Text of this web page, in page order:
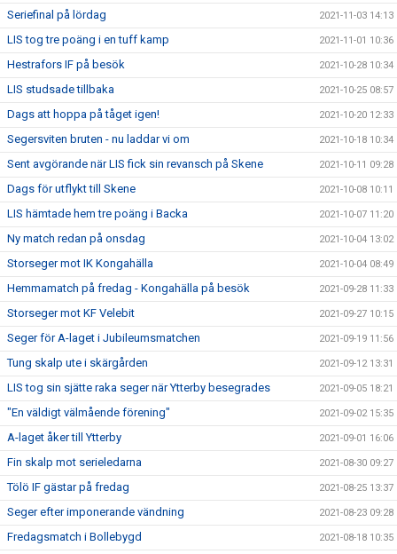
Seriefinal på lördag 2021-11-03 14:13
LIS tog tre poäng i en tuff kamp 2021-11-01 10:36
Hestrafors IF på besök 2021-10-28 10:34
LIS studsade tillbaka 2021-10-25 08:57
Dags att hoppa på tåget igen! 2021-10-20 12:33
Segersviten bruten - nu laddar vi om 2021-10-18 10:34
Sent avgörande när LIS fick sin revansch på Skene 2021-10-11 09:28
Dags för utflykt till Skene 2021-10-08 10:11
LIS hämtade hem tre poäng i Backa 2021-10-07 11:20
Ny match redan på onsdag 2021-10-04 13:02
Storseger mot IK Kongahälla 2021-10-04 08:49
Hemmamatch på fredag - Kongahälla på besök 2021-09-28 11:33
Storseger mot KF Velebit 2021-09-27 10:15
Seger för A-laget i Jubileumsmatchen 2021-09-19 11:56
Tung skalp ute i skärgården 2021-09-12 13:31
LIS tog sin sjätte raka seger när Ytterby besegrades 2021-09-05 18:21
"En väldigt välmående förening" 2021-09-02 15:35
A-laget åker till Ytterby 2021-09-01 16:06
Fin skalp mot serieledarna 2021-08-30 09:27
Tölö IF gästar på fredag 2021-08-25 13:37
Seger efter imponerande vändning 2021-08-23 09:28
Fredagsmatch i Bollebygd 2021-08-18 10:35